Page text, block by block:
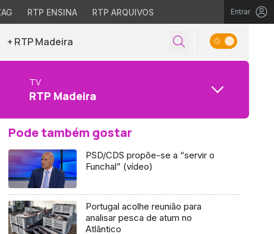
RTP ENSINA RTP ARQUIVOS Entrar
+ RTP Madeira
TV
RTP Madeira
Pode também gostar
PSD/CDS propõe-se a “servir o
Funchal” (vídeo)
Portugal acolhe reunião para
analisar pesca de atum no
Atlântico